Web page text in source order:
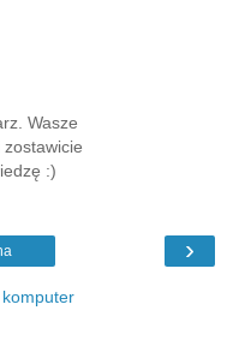
Wasze
:)
›